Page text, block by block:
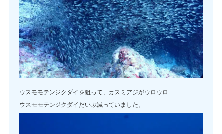
ウスモモテンジクダイを狙って、カスミアジがウロウロ
ウスモモテンジクダイだいぶ減っていました。